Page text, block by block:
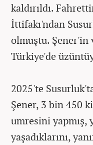
kaldırıldı.
İttifakı'ndan
olmuştu. Şener'in
Türkiye'de
2025'te
Şener, 3 bin 450
umresini yapmış,
yaşadıklarını,